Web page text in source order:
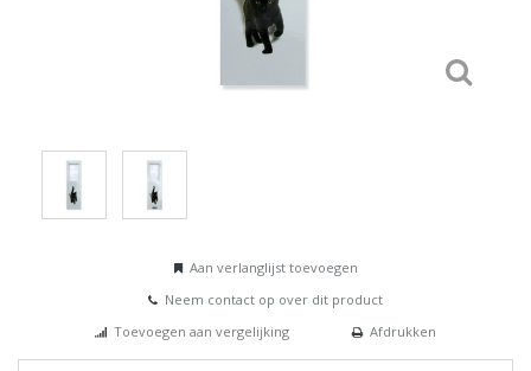
Aan verlanglijst toevoegen
Neem contact op over dit product
Toevoegen aan vergelijking
Afdrukken